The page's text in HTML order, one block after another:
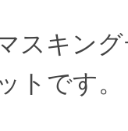
スキン
トです。